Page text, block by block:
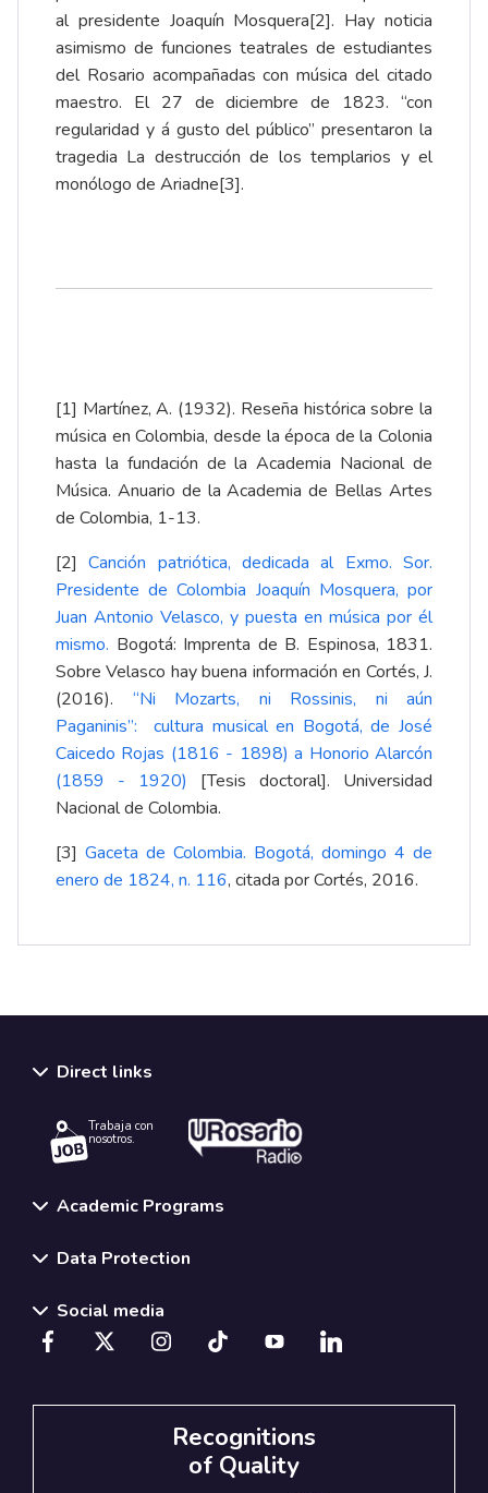
al presidente Joaquín Mosquera[2]. Hay noticia
asimismo de funciones teatrales de estudiantes
del Rosario acompañadas con música del citado
maestro. El 27 de diciembre de 1823. “con
regularidad y á gusto del público” presentaron la
tragedia La destrucción de los templarios y el
monólogo de Ariadne[3].
[1] Martínez, A. (1932). Reseña histórica sobre la
música en Colombia, desde la época de la Colonia
hasta la fundación de la Academia Nacional de
Música. Anuario de la Academia de Bellas Artes
de Colombia, 1-13.
[2] Canción patriótica, dedicada al Exmo. Sor.
Presidente de Colombia Joaquín Mosquera, por
Juan Antonio Velasco, y puesta en música por él
mismo. Bogotá: Imprenta de B. Espinosa, 1831.
Sobre Velasco hay buena información en Cortés, J.
(2016). “Ni Mozarts, ni Rossinis, ni aún
Paganinis”: cultura musical en Bogotá, de José
Caicedo Rojas (1816 - 1898) a Honorio Alarcón
(1859 - 1920)
[Tesis doctoral]. Universidad
Nacional de Colombia.
[3] Gaceta de Colombia. Bogotá, domingo 4 de
enero de 1824, n. 116, citada por Cortés, 2016.
Direct links
Trabaja con
nosotros.
Academic Programs
Data Protection
Social media
Recognitions
of Quality